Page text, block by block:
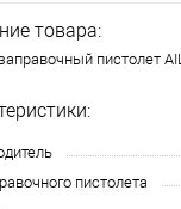
товара:
пистолет
пистолета